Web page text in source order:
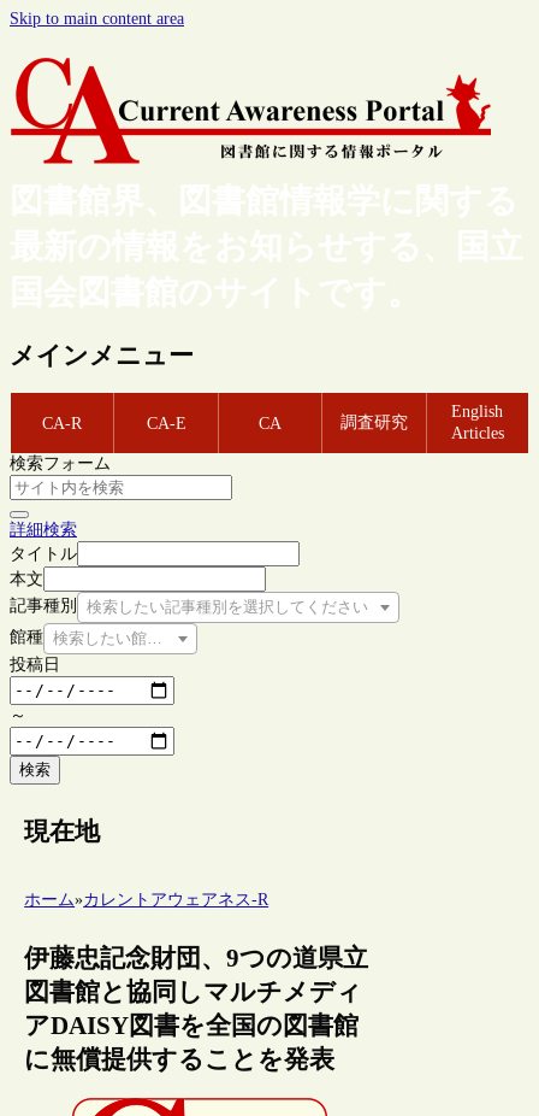
Skip to main content area
図書館界、図書館情報学に関する
最新の情報をお知らせする、国立
国会図書館のサイトです。
メインメニュー
CA-R CA-E CA 調査研究
English
Articles
検索フォーム
詳細検索
タイトル
本文
記事種別
検索したい記事種別を選択してください
館種 検索したい館種を選択してください
投稿日
～
検索
現在地
ホーム»カレントアウェアネス-R
伊藤忠記念財団、9つの道県立
図書館と協同しマルチメディ
アDAISY図書を全国の図書館
に無償提供することを発表